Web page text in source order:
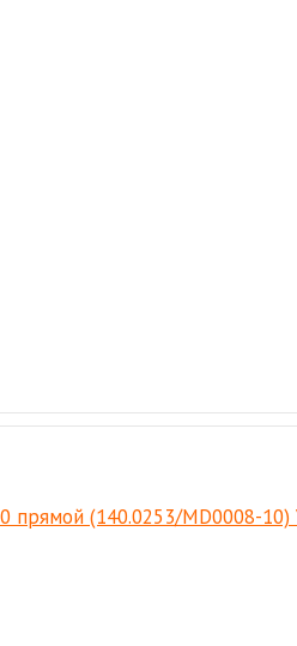
прямой (140.0253/MD0008-10)